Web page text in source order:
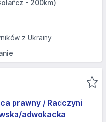
- 200km)
z Ukrainy
prawny / Radczyni
adwokacka